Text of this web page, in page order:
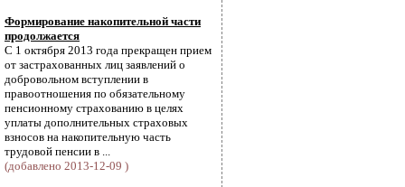
Формирование накопительной части
продолжается
С 1 октября 2013 года прекращен прием
от застрахованных лиц заявлений о
добровольном вступлении в
правоотношения по обязательному
пенсионному страхованию в целях
уплаты дополнительных страховых
взносов на накопительную часть
трудовой пенсии в ...
(добавлено 2013-12-09 )